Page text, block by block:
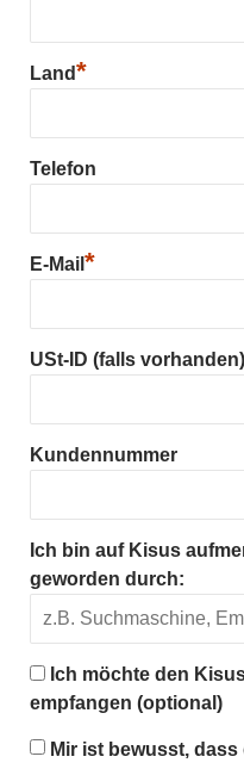
Land*
Telefon
E-Mail *
USt-ID (falls vorhanden)
Kundennummer
Ich bin auf Kisus
geworden durch:
Ich möchte den
empfangen (optional)
Mir ist bewusst,